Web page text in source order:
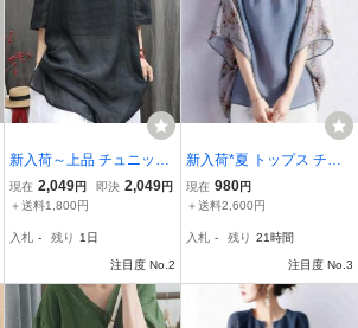
新入荷～上品 チュニック
ロングブラウス レディー
ス レース切り替え 五分袖
大きいサイズ ロングシャ
現在 2,049円 即決 2,049円
＋送料1,800円
入札 - 残り 1日
注目度 No.2
新入荷*夏 トップス チュ
ニック 通勤 OL 着痩せ オ
シャレ 半袖 レディース
ウス ビジネス 可愛い
現在 980円
＋送料2,600円
入札 - 残り 21時間
注目度 No.3